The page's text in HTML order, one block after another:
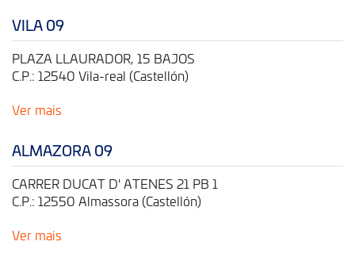
VILA 09
PLAZA LLAURADOR, 15 BAJOS
C.P.: 12540 Vila-real (Castellón)
Ver mais
ALMAZORA 09
CARRER DUCAT D' ATENES 21 PB 1
C.P.: 12550 Almassora (Castellón)
Ver mais